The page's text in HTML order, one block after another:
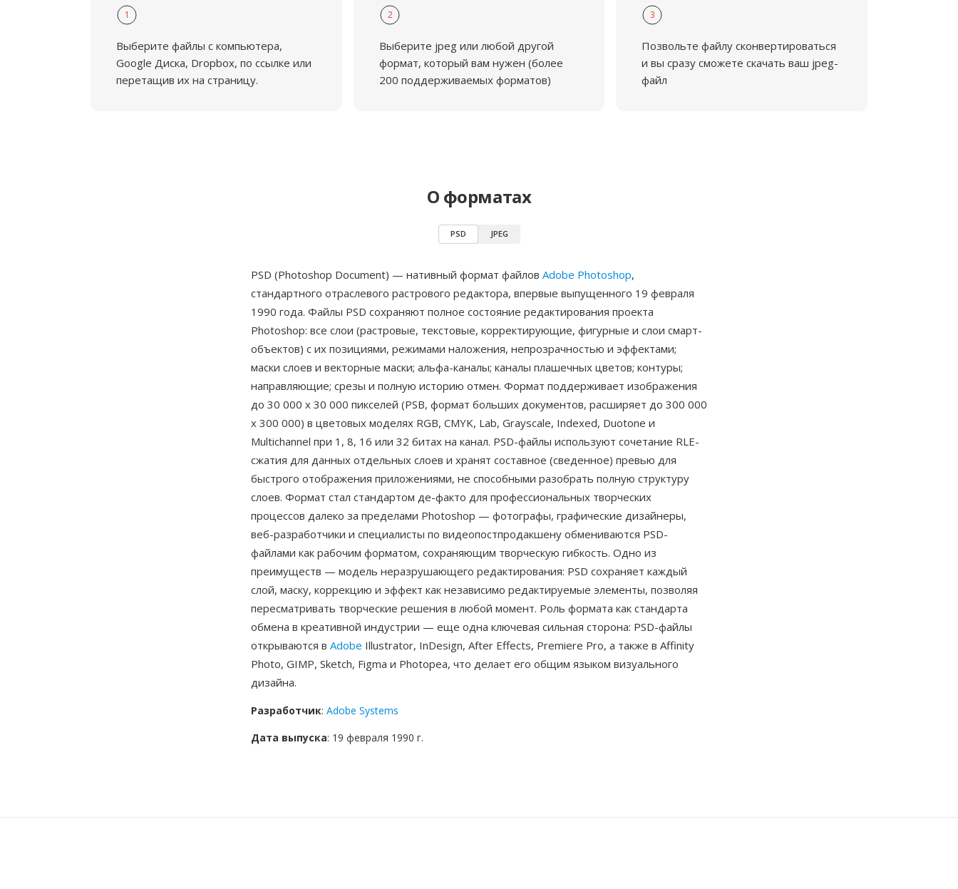
1
Выберите файлы с компьютера,
Google Диска, Dropbox, по ссылке или
перетащив их на страницу.
2
Выберите jpeg или любой другой
формат, который вам нужен (более
200 поддерживаемых форматов)
3
Позвольте файлу сконвертироваться
и вы сразу сможете скачать ваш jpeg-
файл
О форматах
PSD JPEG
PSD (Photoshop Document) — нативный формат файлов Adobe Photoshop,
стандартного отраслевого растрового редактора, впервые выпущенного 19 февраля
1990 года. Файлы PSD сохраняют полное состояние редактирования проекта
Photoshop: все слои (растровые, текстовые, корректирующие, фигурные и слои смарт-
объектов) с их позициями, режимами наложения, непрозрачностью и эффектами;
маски слоев и векторные маски; альфа-каналы; каналы плашечных цветов; контуры;
направляющие; срезы и полную историю отмен. Формат поддерживает изображения
до 30 000 x 30 000 пикселей (PSB, формат больших документов, расширяет до 300 000
x 300 000) в цветовых моделях RGB, CMYK, Lab, Grayscale, Indexed, Duotone и
Multichannel при 1, 8, 16 или 32 битах на канал. PSD-файлы используют сочетание RLE-
сжатия для данных отдельных слоев и хранят составное (сведенное) превью для
быстрого отображения приложениями, не способными разобрать полную структуру
слоев. Формат стал стандартом де-факто для профессиональных творческих
процессов далеко за пределами Photoshop — фотографы, графические дизайнеры,
веб-разработчики и специалисты по видеопостпродакшену обмениваются PSD-
файлами как рабочим форматом, сохраняющим творческую гибкость. Одно из
преимуществ — модель неразрушающего редактирования: PSD сохраняет каждый
слой, маску, коррекцию и эффект как независимо редактируемые элементы, позволяя
пересматривать творческие решения в любой момент. Роль формата как стандарта
обмена в креативной индустрии — еще одна ключевая сильная сторона: PSD-файлы
открываются в Adobe Illustrator, InDesign, After Effects, Premiere Pro, а также в Affinity
Photo, GIMP, Sketch, Figma и Photopea, что делает его общим языком визуального
дизайна.
Разработчик: Adobe Systems
Дата выпуска: 19 февраля 1990 г.